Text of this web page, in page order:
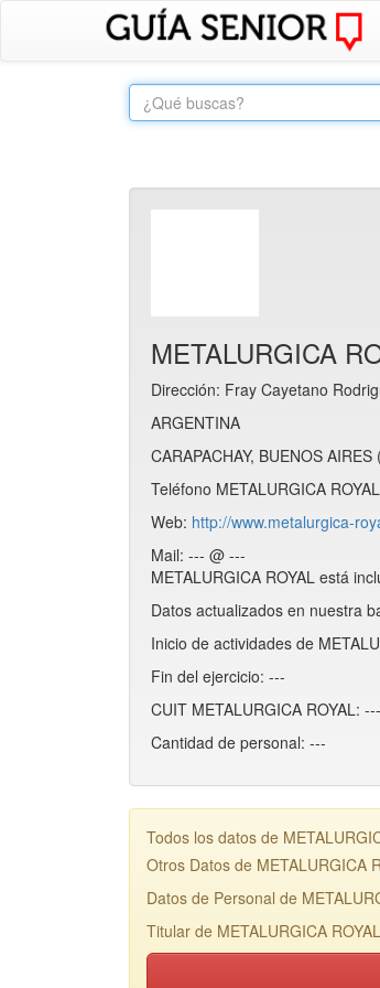
METALURGICA
Dirección: Fray Cayetano
ARGENTINA
CARAPACHAY, BUENOS AIRES
Teléfono METALURGICA
Web: http://www.metalurgica-
Mail: --- @ ---
METALURGICA ROYAL está
Datos actualizados en nuestra
Inicio de actividades de
Fin del ejercicio: ---
CUIT METALURGICA ROYAL: ---
Cantidad de personal: ---
Todos los datos de
Otros Datos de METALURGICA
Datos de Personal de
Titular de METALURGICA